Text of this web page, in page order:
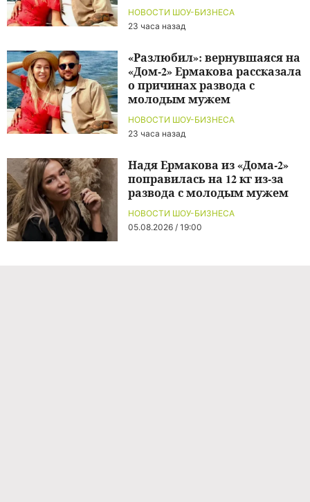
НОВОСТИ ШОУ-БИЗНЕСА
23 часа назад
НОВОСТИ ШОУ-БИЗНЕСА
23 часа назад
«Разлюбил»: вернувшаяся на
«Дом-2» Ермакова рассказала
о причинах развода с
молодым мужем
НОВОСТИ ШОУ-БИЗНЕСА
05.08.2026 / 19:00
Надя Ермакова из «Дома-2»
поправилась на 12 кг из-за
развода с молодым мужем